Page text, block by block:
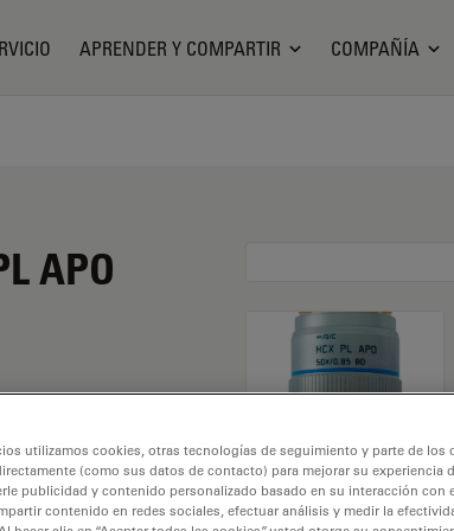
APRENDER Y COMPARTIR COMPAÑÍA
APO
y una
con una
de 0,3 mm
utilizamos cookies, otras tecnologías de seguimiento y parte de los
(como sus datos de contacto) para mejorar su experiencia
publicidad y contenido personalizado basado en su interacción con
contenido en redes sociales, efectuar análisis y medir la